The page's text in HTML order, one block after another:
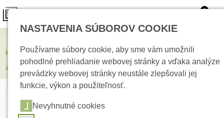
0
HIKVISION DS-KD8003Y-IME2 Dvojvodičový modulárny IP video-
intercom
NASTAVENIA SÚBOROV COOKIE
Používame súbory cookie, aby sme vám umožnili
pohodlné prehliadanie webovej stránky a vďaka analýze
prevádzky webovej stránky neustále zlepšovali jej
funkcie, výkon a použiteľnosť.
Nevyhnutné cookies